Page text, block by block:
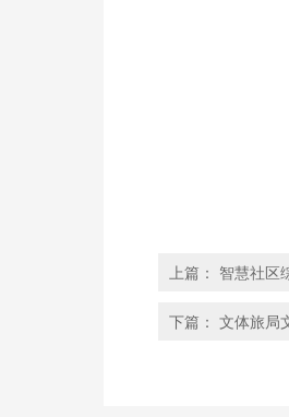
上篇： 智慧社区
下篇： 文体旅局